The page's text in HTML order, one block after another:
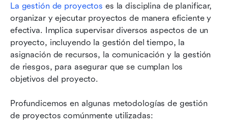
La gestión de proyectos es la disciplina de planificar,
organizar y ejecutar proyectos de manera eficiente y
efectiva. Implica supervisar diversos aspectos de un
proyecto, incluyendo la gestión del tiempo, la
asignación de recursos, la comunicación y la gestión
de riesgos, para asegurar que se cumplan los
objetivos del proyecto.
Profundicemos en algunas metodologías de gestión
de proyectos comúnmente utilizadas: